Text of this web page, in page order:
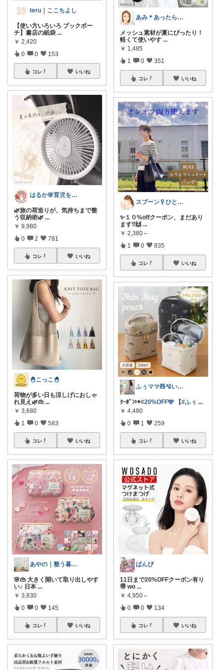
teru｜ここちよし
【使い方いろいろ ブックポー
チ】書店の紙袋 ...
￥ 2,420
0 0 153
コレ いいね
はるか🌸育児をラクに、もっと楽しく♪
🌿旅の荷造りが、気持ちまで整
う収納術🌿 ...
￥ 9,980
0 2 781
コレ いいね
🐣こっこ🐣
荷物が多い日も涼しげにおしゃ
れ見え🌿👜 ...
￥ 3,680
1 0 583
コレ いいね
あやの｜整う暮らしROOM
🌸👜 大きく開いて取り出しやす
い♪ 日本 ...
￥ 3,830
0 0 145
コレ いいね
あみ＊あったら便利がたくさん🛒‼️✨
メッシュ素材が夏にぴったり！
軽くて使いやす ...
￥ 1,485
1 0 351
コレ いいね
スプーン🥄ひとさじの暮らし
✨１０%offクーポン、まだあり
ます‼️🙌 ...
￥ 2,380～
1 0 835
コレ いいね
ふぅママ🧸🫧いつも有難うございます
ｸｰﾎﾟﾝ▷▶︎#20%OFF🩵 【#ふぅ ...
￥ 4,480
0 1 259
コレ いいね
ばんび
11日まで20%OFFクーポン有り
🉐 wo ...
￥ 4,950～
0 0 134
コレ いいね